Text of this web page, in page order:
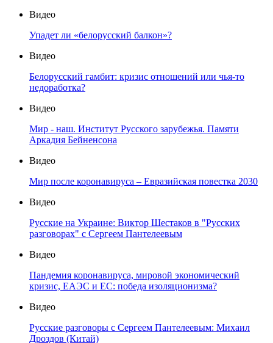
Видео
Упадет ли «белорусский балкон»?
Видео
Белорусский гамбит: кризис отношений или чья-то
недоработка?
Видео
Мир - наш. Институт Русского зарубежья. Памяти
Аркадия Бейненсона
Видео
Мир после коронавируса – Евразийская повестка 2030
Видео
Русские на Украине: Виктор Шестаков в "Русских
разговорах" с Сергеем Пантелеевым
Видео
Пандемия коронавируса, мировой экономический
кризис, ЕАЭС и ЕС: победа изоляционизма?
Видео
Русские разговоры с Сергеем Пантелеевым: Михаил
Дроздов (Китай)